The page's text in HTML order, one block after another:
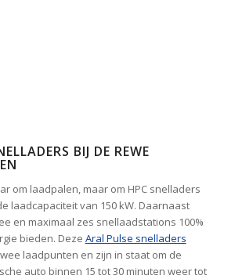
BIJ DE REWE
om laadpalen, maar om HPC snelladers
laadcapaciteit van 150 kW. Daarnaast
en maximaal zes snellaadstations 100%
bieden. Deze Aral Pulse snelladers
laadpunten en zijn in staat om de
auto binnen 15 tot 30 minuten weer tot